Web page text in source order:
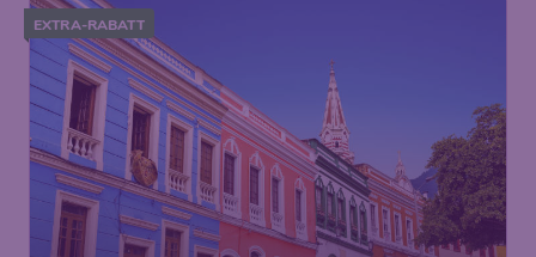
EXTRA-RABATT